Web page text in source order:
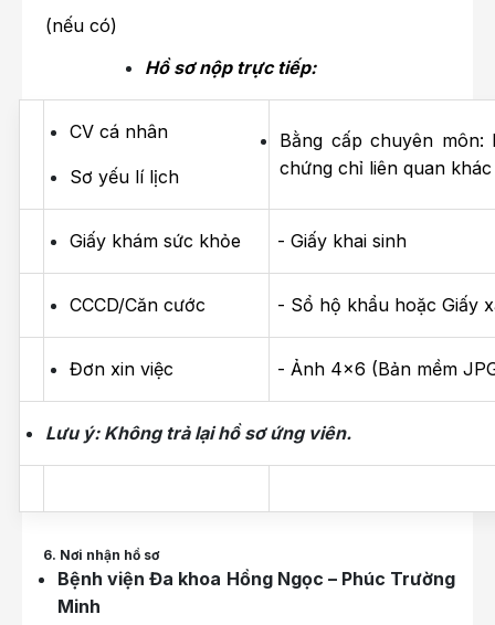
(nếu có)
Hồ sơ nộp trực tiếp:
CV cá nhân
Sơ yếu lí lịch
Bằng cấp chuyên môn:
chứng chỉ liên quan
Giấy khám sức khỏe - Giấy khai sinh
CCCD/Căn cước - Sổ hộ khẩu hoặc Giấy
Đơn xin việc - Ảnh 4x6 (Bản mềm
Lưu ý: Không trả lại hồ sơ ứng viên.
6. Nơi nhận hồ sơ
Bệnh viện Đa khoa Hồng Ngọc – Phúc Trường
Minh